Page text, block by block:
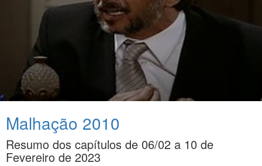
Malhação 2010
Resumo dos capítulos de 06/02 a 10 de
Fevereiro de 2023